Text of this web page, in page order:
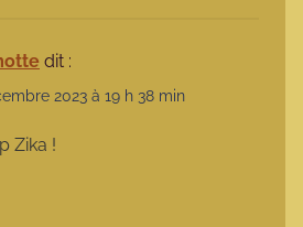
dit :
2023 à 19 h 38 min
Zika !